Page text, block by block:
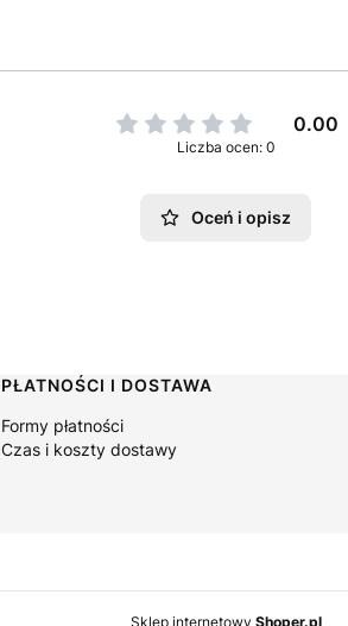
0.00
Liczba ocen: 0
Oceń i opisz
PŁATNOŚCI I DOSTAWA
Formy płatności
Czas i koszty dostawy
Sklep internetowy Shoper.pl